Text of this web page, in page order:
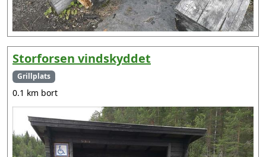
Storforsen vindskyddet
Grillplats
0.1 km bort